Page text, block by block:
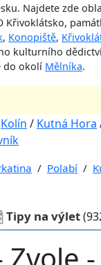
Najdete zde
Křivoklátsko,
, Konopiště,
kulturního
do okolí Mělníka.
Kolín / Kutná Hora
/ Polabí /
Tipy na výlet